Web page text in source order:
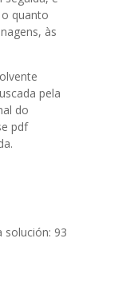
quanto
às
pela
do
pdf